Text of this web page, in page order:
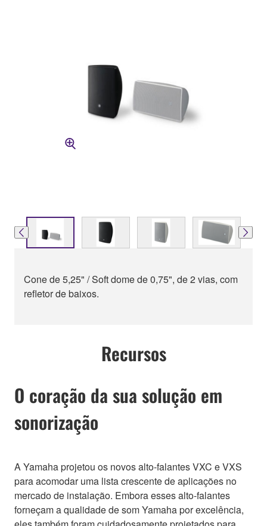
Cone de 5,25" / Soft dome de 0,75", de 2 vias, com
refletor de baixos.
Recursos
O coração da sua solução em
sonorização
A Yamaha projetou os novos alto-falantes VXC e VXS
para acomodar uma lista crescente de aplicações no
mercado de instalação. Embora esses alto-falantes
forneçam a qualidade de som Yamaha por excelência,